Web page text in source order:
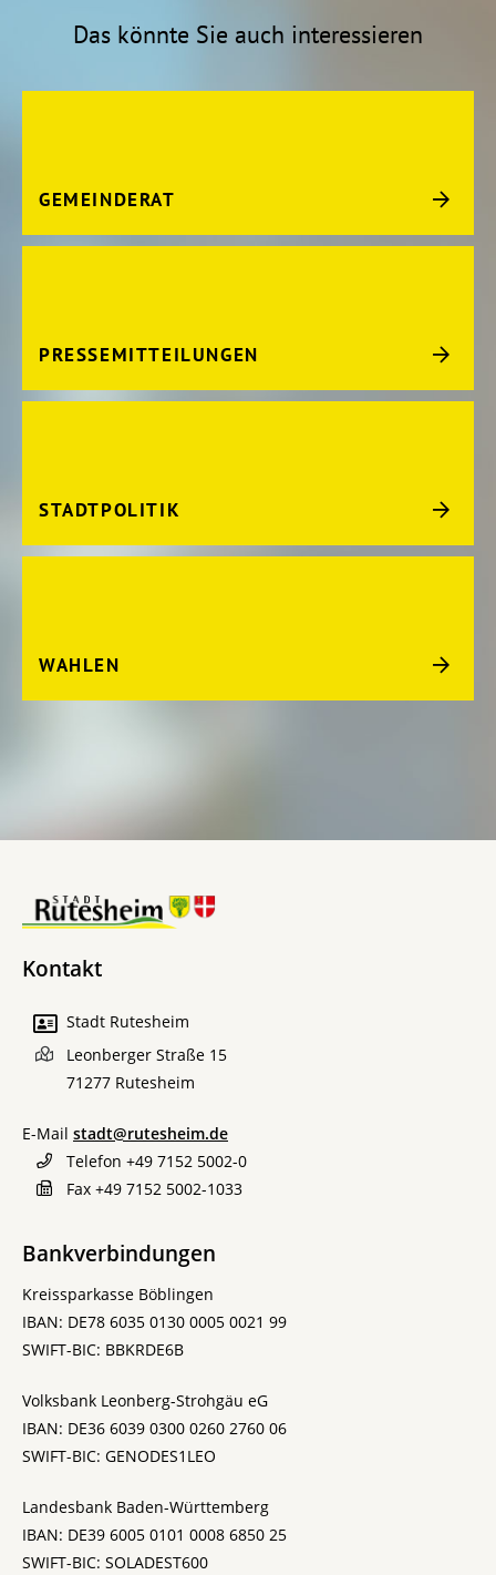
Das könnte Sie auch interessieren
GEMEINDERAT
PRESSEMITTEILUNGEN
STADTPOLITIK
WAHLEN
Kontakt
Stadt Rutesheim
Leonberger Straße 15
71277 Rutesheim
E-Mail stadt@rutesheim.de
Telefon +49 7152 5002-0
Fax +49 7152 5002-1033
Bankverbindungen
Kreissparkasse Böblingen
IBAN: DE78 6035 0130 0005 0021 99
SWIFT-BIC: BBKRDE6B
Volksbank Leonberg-Strohgäu eG
IBAN: DE36 6039 0300 0260 2760 06
SWIFT-BIC: GENODES1LEO
Landesbank Baden-Württemberg
IBAN: DE39 6005 0101 0008 6850 25
SWIFT-BIC: SOLADEST600